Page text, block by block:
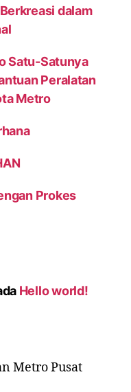
dalam
Satu-Satunya
Peralatan
Metro
Prokes
Hello world!
Metro Pusat